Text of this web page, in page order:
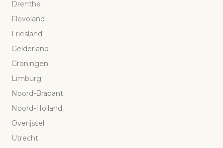
Drenthe
Flevoland
Friesland
Gelderland
Groningen
Limburg
Noord-Brabant
Noord-Holland
Overijssel
Utrecht